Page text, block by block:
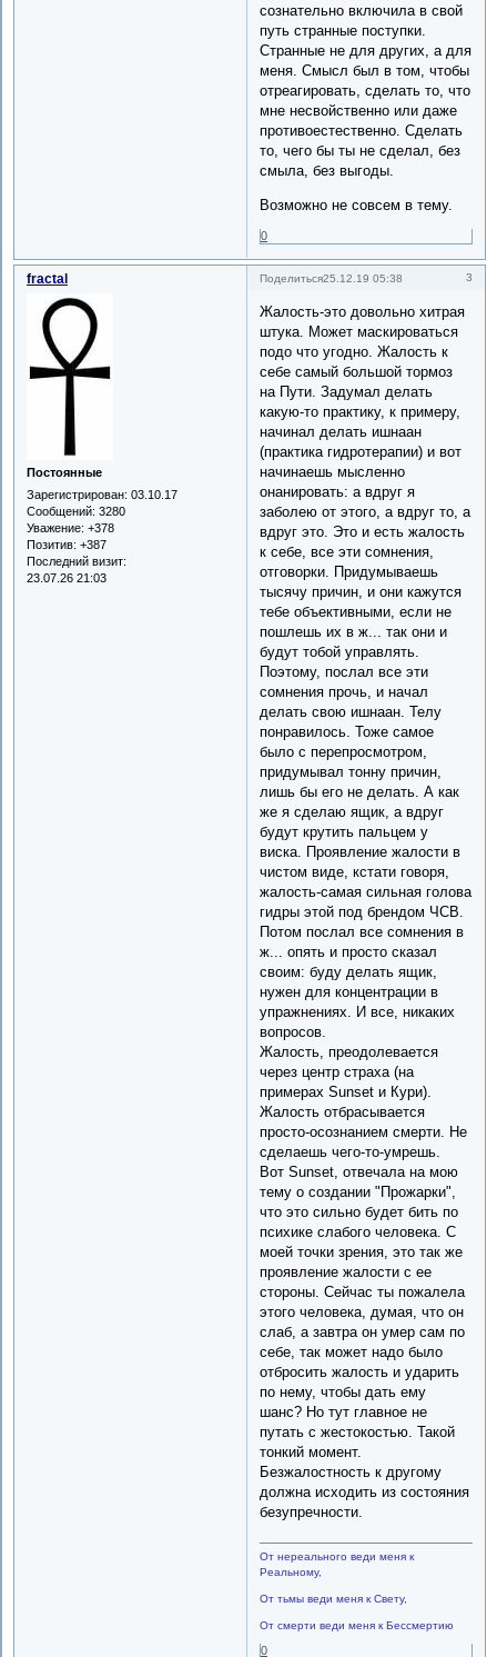
сознательно включила в свой
путь странные поступки.
Странные не для других, а для
меня. Смысл был в том, чтобы
отреагировать, сделать то, что
мне несвойственно или даже
противоестественно. Сделать
то, чего бы ты не сделал, без
смыла, без выгоды.
Возможно не совсем в тему.
0
Поделиться 3
25.12.19 05:38
fractal
Постоянные
Зарегистрирован: 03.10.17
Сообщений: 3280
Уважение: +378
Позитив: +387
Последний визит:
23.07.26 21:03
Жалость-это довольно хитрая
штука. Может маскироваться
подо что угодно. Жалость к
себе самый большой тормоз
на Пути. Задумал делать
какую-то практику, к примеру,
начинал делать ишнаан
(практика гидротерапии) и вот
начинаешь мысленно
онанировать: а вдруг я
заболею от этого, а вдруг то, а
вдруг это. Это и есть жалость
к себе, все эти сомнения,
отговорки. Придумываешь
тысячу причин, и они кажутся
тебе объективными, если не
пошлешь их в ж... так они и
будут тобой управлять.
Поэтому, послал все эти
сомнения прочь, и начал
делать свою ишнаан. Телу
понравилось. Тоже самое
было с перепросмотром,
придумывал тонну причин,
лишь бы его не делать. А как
же я сделаю ящик, а вдруг
будут крутить пальцем у
виска. Проявление жалости в
чистом виде, кстати говоря,
жалость-самая сильная голова
гидры этой под брендом ЧСВ.
Потом послал все сомнения в
ж... опять и просто сказал
своим: буду делать ящик,
нужен для концентрации в
упражнениях. И все, никаких
вопросов.
Жалость, преодолевается
через центр страха (на
примерах Sunset и Кури).
Жалость отбрасывается
просто-осознанием смерти. Не
сделаешь чего-то-умрешь.
Вот Sunset, отвечала на мою
тему о создании "Прожарки",
что это сильно будет бить по
психике слабого человека. С
моей точки зрения, это так же
проявление жалости с ее
стороны. Сейчас ты пожалела
этого человека, думая, что он
слаб, а завтра он умер сам по
себе, так может надо было
отбросить жалость и ударить
по нему, чтобы дать ему
шанс? Но тут главное не
путать с жестокостью. Такой
тонкий момент.
Безжалостность к другому
должна исходить из состояния
безупречности.
От нереального веди меня к
Реальному,
От тьмы веди меня к Свету,
От смерти веди меня к Бессмертию
0